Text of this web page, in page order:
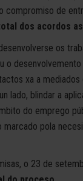
de
dos acordos
os
o
xa a mediados
lado, blindar a
do emprego
pola
o 23 de